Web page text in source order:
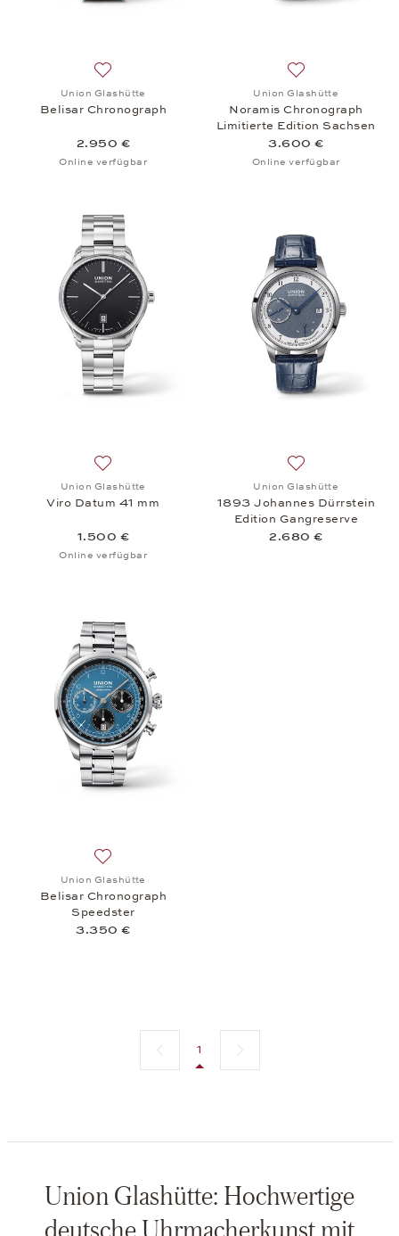
Union Glashütte
Belisar Chronograph
2.950 €
Online verfügbar
Union Glashütte
Noramis Chronograph
Limitierte Edition Sachsen
Classic 2023
3.600 €
Online verfügbar
Union Glashütte
Viro Datum 41 mm
1.500 €
Online verfügbar
Union Glashütte
1893 Johannes Dürrstein
Edition Gangreserve
2.680 €
Union Glashütte
Belisar Chronograph
Speedster
3.350 €
Vorherige Seite
1
Union Glashütte: Hochwertige
deutsche Uhrmacherkunst mit